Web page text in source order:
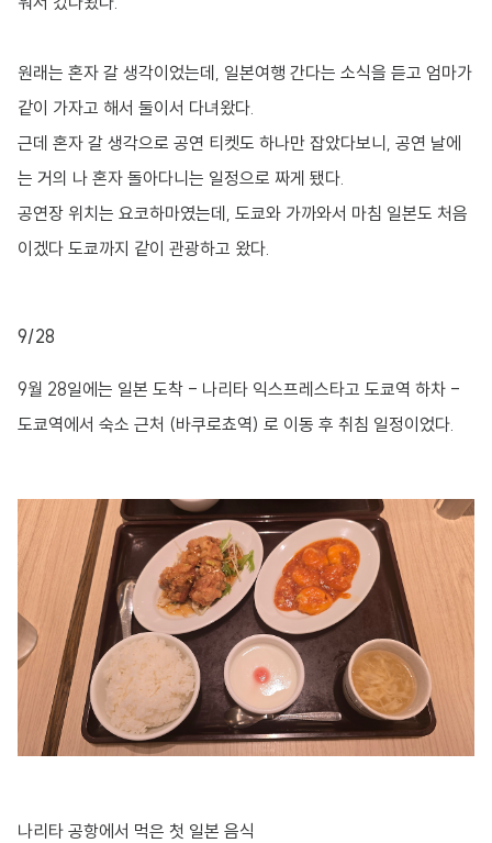
원래는 혼자 갈 생각이었는데, 일본여행 간다는 소식을 듣고 엄마가
같이 가자고 해서 둘이서 다녀왔다.
근데 혼자 갈 생각으로 공연 티켓도 하나만 잡았다보니, 공연 날에
는 거의 나 혼자 돌아다니는 일정으로 짜게 됐다.
공연장 위치는 요코하마였는데, 도쿄와 가까와서 마침 일본도 처음
이겠다 도쿄까지 같이 관광하고 왔다.
9/28
9월 28일에는 일본 도착 - 나리타 익스프레스타고 도쿄역 하차 -
도쿄역에서 숙소 근처 (바쿠로쵸역) 로 이동 후 취침 일정이었다.
나리타 공항에서 먹은 첫 일본 음식